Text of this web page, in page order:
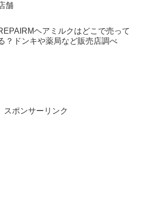
舗
ヘアミルクはどこで売って
？ドンキや薬局など販売店調べ
スポンサーリンク